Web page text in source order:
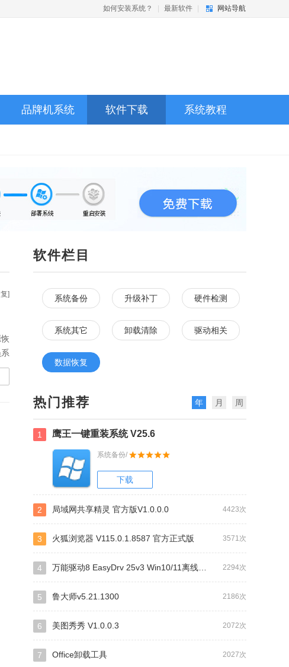
如何安装系统？ 最新软件 网站导航
品牌机系统 软件下载 系统教程
]
软件栏目
系统备份 升级补丁 硬件检测
系统其它 卸载清除 驱动相关
数据恢复
热门推荐 年 月 周
1 鹰王一键重装系统 V25.6
系统备份/
下载
4423次
2 局域网共享精灵 官方版V1.0.0.0
3571次
3 火狐浏览器 V115.0.1.8587 官方正式版
2294次
4 万能驱动8 EasyDrv 25v3 Win10/11离线驱动包
2186次
5 鲁大师v5.21.1300
2072次
6 美图秀秀 V1.0.0.3
2027次
7 Office卸载工具